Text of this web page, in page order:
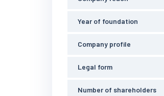
Year of foundation
Company profile
Legal form
Number of shareholders